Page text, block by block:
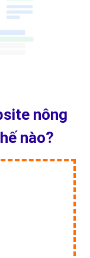
nông
nào?